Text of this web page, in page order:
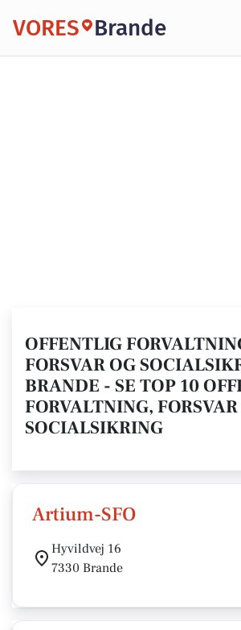
VORES Brande
OFFENTLIG
FORSVAR OG
BRANDE - SE TOP 10
FORVALTNING,
SOCIALSIKRING
Artium-SFO
Hyvildvej 16
7330 Brande